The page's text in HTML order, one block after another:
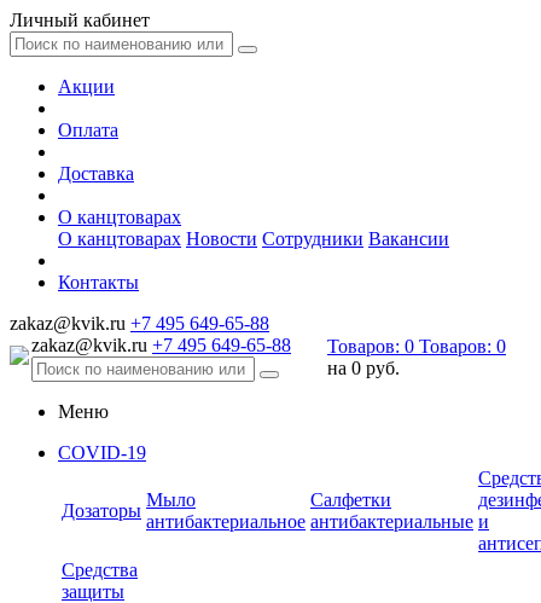
Личный кабинет
Акции
Оплата
Доставка
О канцтоварах
О канцтоварах Новости Сотрудники Вакансии
Контакты
zakaz@kvik.ru +7 495 649-65-88
zakaz@kvik.ru +7 495 649-65-88 Товаров: 0 Товаров: 0
на 0 руб.
Меню
COVID-19
Дозаторы
Мыло
антибактериальное
Салфетки
антибактериальные и
Средства
защиты